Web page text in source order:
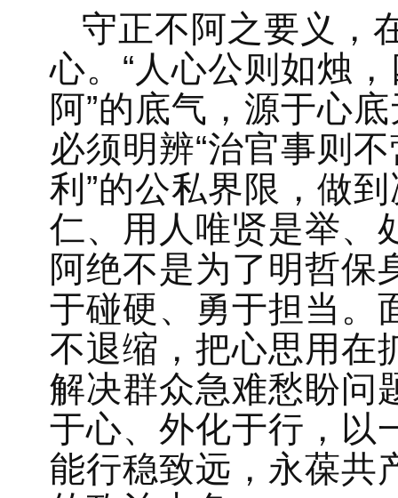
守正不阿之要义，
心。“人心公则如烛
阿”的底气，源于心
必须明辨“治官事则
利”的公私界限，做
仁、用人唯贤是举、
阿绝不是为了明哲保
于碰硬、勇于担当。
不退缩，把心思用在
解决群众急难愁盼问
于心、外化于行，以
能行稳致远，永葆共